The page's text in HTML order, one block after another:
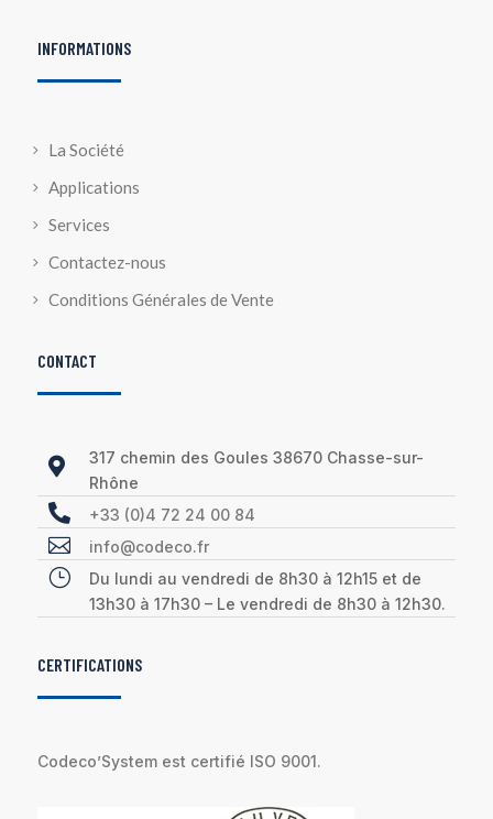
INFORMATIONS
La Société
Applications
Services
Contactez-nous
Conditions Générales de Vente
CONTACT

317 chemin des Goules 38670 Chasse-sur-
Rhône
 +33 (0)4 72 24 00 84
 info@codeco.fr
}
Du lundi au vendredi de 8h30 à 12h15 et de
13h30 à 17h30 – Le vendredi de 8h30 à 12h30.
CERTIFICATIONS
Codeco’System est certifié ISO 9001.